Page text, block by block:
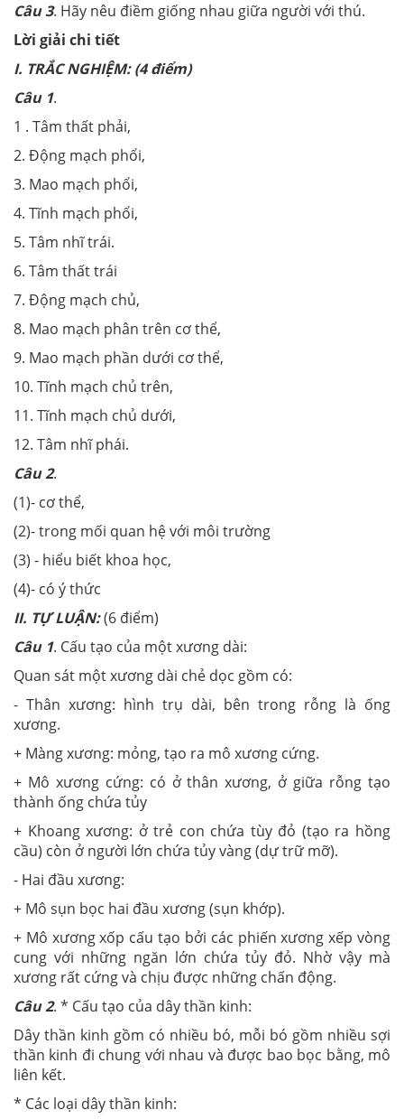
Câu 3. Hãy nêu điềm giống nhau giữa người với thú.
Lời giải chi tiết
I. TRẮC NGHIỆM: (4 điểm)
Câu 1.
1 . Tâm thất phải,
2. Động mạch phổi,
3. Mao mạch phổi,
4. Tĩnh mạch phổi,
5. Tâm nhĩ trái.
6. Tâm thất trái
7. Động mạch chủ,
8. Mao mạch phân trên cơ thể,
9. Mao mạch phần dưới cơ thể,
10. Tĩnh mạch chủ trên,
11. Tĩnh mạch chủ dưới,
12. Tâm nhĩ phái.
Câu 2.
(1)- cơ thể,
(2)- trong mối quan hệ với môi trường
(3) - hiểu biết khoa học,
(4)- có ý thức
II. TỰ LUẬN:(6 điểm)
Câu 1. Cấu tạo của một xương dài:
Quan sát một xương dài chẻ dọc gồm có:
- Thân xương: hình trụ dài, bên trong rỗng là ống
xương.
+ Màng xương: mỏng, tạo ra mô xương cứng.
+ Mô xương cứng: có ở thân xương, ở giữa rỗng tạo
thành ống chứa tủy
+ Khoang xương: ở trẻ con chứa tùy đỏ (tạo ra hồng
cầu) còn ở người lớn chứa tủy vàng (dự trữ mỡ).
- Hai đầu xương:
+ Mô sụn bọc hai đầu xương (sụn khớp).
+ Mô xương xốp cấu tạo bởi các phiến xương xếp vòng
cung với những ngăn lớn chứa tủy đỏ. Nhờ vậy mà
xương rất cứng và chịu được những chấn động.
Câu 2. * Cấu tạo của dây thần kinh:
Dây thần kinh gồm có nhiều bó, mỗi bó gồm nhiều sợi
thần kinh đi chung với nhau và được bao bọc bằng, mô
liên kết.
* Các loại dây thần kinh: